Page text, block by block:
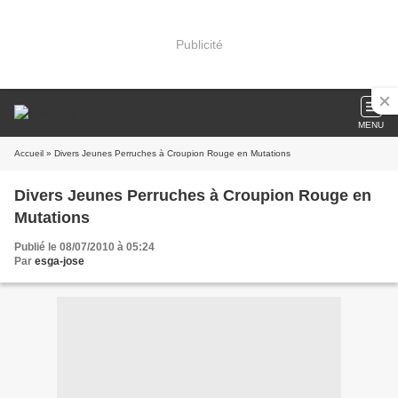
Publicité
MENU
Accueil » Divers Jeunes Perruches à Croupion Rouge en Mutations
Divers Jeunes Perruches à Croupion Rouge en
Mutations
Publié le 08/07/2010 à 05:24
Par esga-jose